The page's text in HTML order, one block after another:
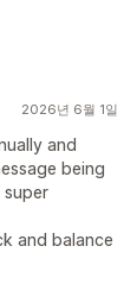
2026년 6월 1일
and
being
super
and balance